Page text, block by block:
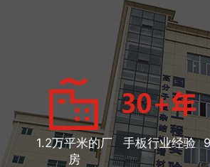
1.2万平米的厂
房
手板行业经验